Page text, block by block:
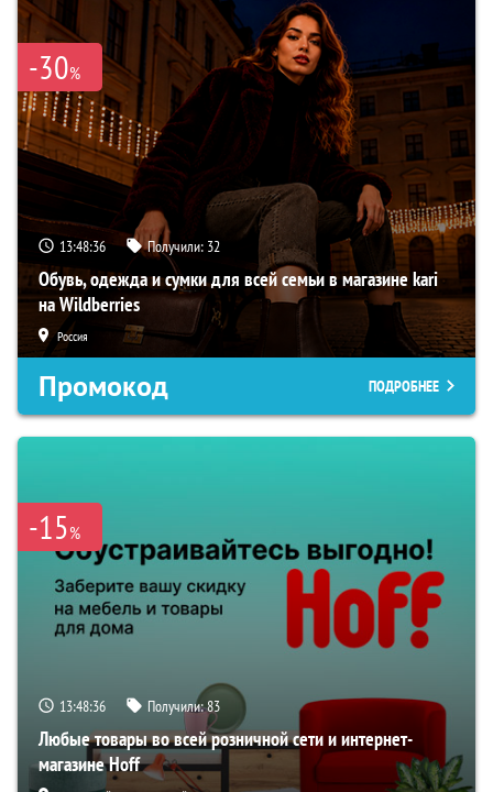
-30%
13:48:35 Получили: 32
Обувь, одежда и сумки для всей семьи в магазине kari
на Wildberries
Россия
Промокод ПОДРОБНЕЕ
-15%
13:48:35 Получили:83
Любые товары во всей розничной сети и интернет-
магазине Hoff